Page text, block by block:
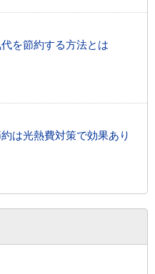
を節約する方法とは
は光熱費対策で効果あり